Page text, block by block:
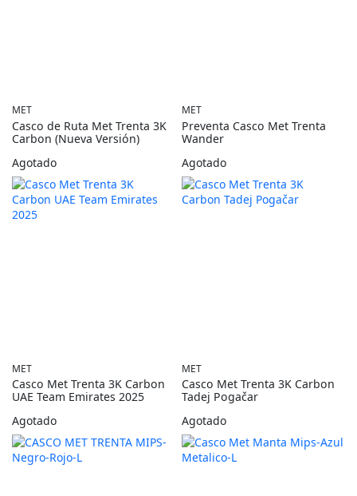
MET
Casco de Ruta Met Trenta 3K
Carbon (Nueva Versión)
Agotado
MET
Preventa Casco Met Trenta
Wander
Agotado
MET
Casco Met Trenta 3K Carbon
UAE Team Emirates 2025
Agotado
MET
Casco Met Trenta 3K Carbon
Tadej Pogačar
Agotado